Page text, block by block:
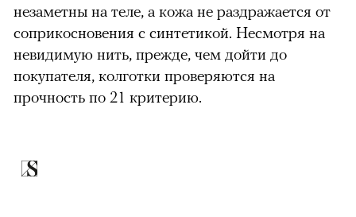
незаметны на теле, а кожа не раздражается от
соприкосновения с синтетикой. Несмотря на
невидимую нить, прежде, чем дойти до
покупателя, колготки проверяются на
прочность по 21 критерию.